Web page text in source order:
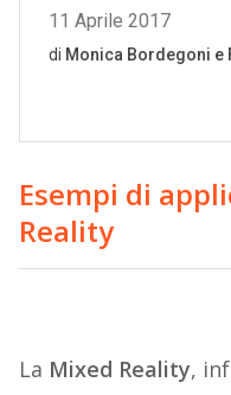
Esempi di
Reality
La Mixed Reality,